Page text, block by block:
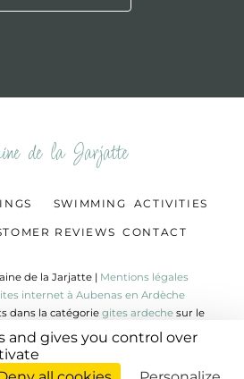
de la Jarjatte
SWIMMING ACTIVITIES
REVIEWS CONTACT
de la Jarjatte | Mentions légales
internet à Aubenas en Ardèche
dans la catégorie gites ardechesur le
Ardèche Découverte.
aussi sur
gite ardeche
and gives you control over